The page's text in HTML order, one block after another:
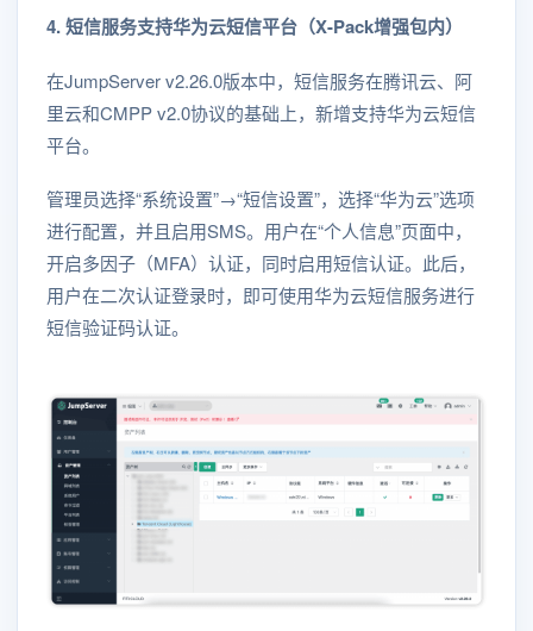
4. 短信服务支持华为云短信平台（X-Pack增强包内）
在JumpServer v2.26.0版本中，短信服务在腾讯云、阿
里云和CMPP v2.0协议的基础上，新增支持华为云短信
平台。
管理员选择“系统设置”→“短信设置”，选择“华为云”选项
进行配置，并且启用SMS。用户在“个人信息”页面中，
开启多因子（MFA）认证，同时启用短信认证。此后，
用户在二次认证登录时，即可使用华为云短信服务进行
短信验证码认证。